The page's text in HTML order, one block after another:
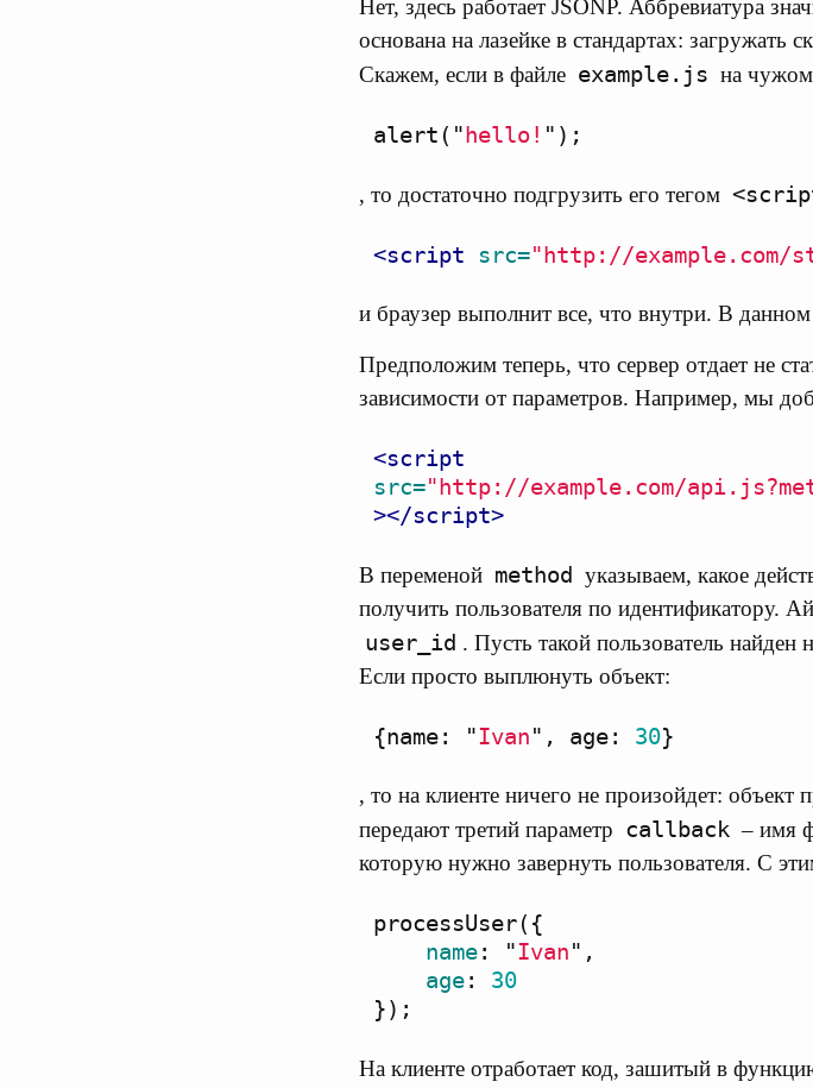
Нет, здесь работает JSONP. Аббревиатура
основана на лазейке в стандартах:
Скажем, если в файле example.js на чужом
alert ( "hello! " );
, то достаточно подгрузить его тегом
<script src="http://example.com/
и браузер выполнит все, что внутри. В
Предположим теперь, что сервер отдает не
зависимости от параметров. Например, мы
src="http://example.com/
></script>
В переменой method указываем, какое
получить пользователя по идентификатору.
user_id . Пусть такой пользователь найден
Если просто выплюнуть объект:
{name: "Ivan" , age: 30}
, то на клиенте ничего не произойдет:
передают третий параметр callback – имя
которую нужно завернуть пользователя. С
processUser({
name: "Ivan" ,
age:
30
});
На клиенте отработает код, зашитый в